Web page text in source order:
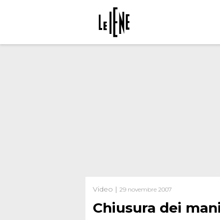
Video | 29 novembre 2007
Chiusura dei